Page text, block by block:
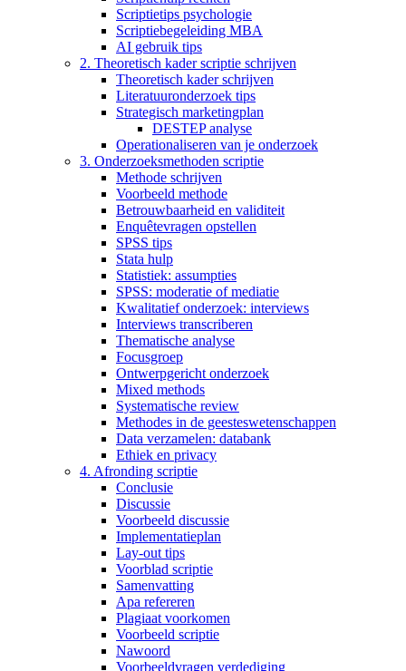
Scriptietips psychologie
Scriptiebegeleiding MBA
AI gebruik tips
2. Theoretisch kader scriptie schrijven
Theoretisch kader schrijven
Literatuuronderzoek tips
Strategisch marketingplan
DESTEP analyse
Operationaliseren van je onderzoek
3. Onderzoeksmethoden scriptie
Methode schrijven
Voorbeeld methode
Betrouwbaarheid en validiteit
Enquêtevragen opstellen
SPSS tips
Stata hulp
Statistiek: assumpties
SPSS: moderatie of mediatie
Kwalitatief onderzoek: interviews
Interviews transcriberen
Thematische analyse
Focusgroep
Ontwerpgericht onderzoek
Mixed methods
Systematische review
Methodes in de geesteswetenschappen
Data verzamelen: databank
Ethiek en privacy
4. Afronding scriptie
Conclusie
Discussie
Voorbeeld discussie
Implementatieplan
Lay-out tips
Voorblad scriptie
Samenvatting
Apa refereren
Plagiaat voorkomen
Voorbeeld scriptie
Nawoord
Voorbeeldvragen verdediging